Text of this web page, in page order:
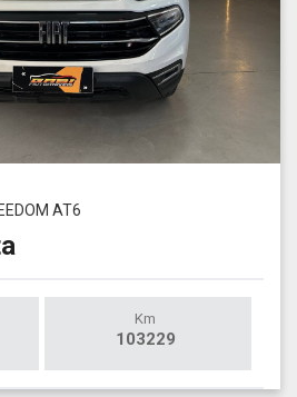
AT6
Km
103229